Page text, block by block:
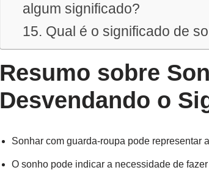
algum significado?
15. Qual é o significado de
Resumo sobre
Desvendando o
Sonhar com guarda-roupa pode representar
O sonho pode indicar a necessidade de